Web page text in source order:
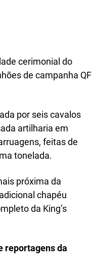
cerimonial do
de campanha QF
por seis cavalos
artilharia em
feitas de
tonelada.
próxima da
chapéu
da King’s
reportagens da